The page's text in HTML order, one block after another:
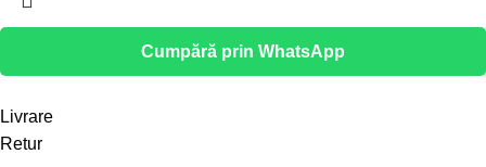
Cumpără prin WhatsApp
Livrare
Retur